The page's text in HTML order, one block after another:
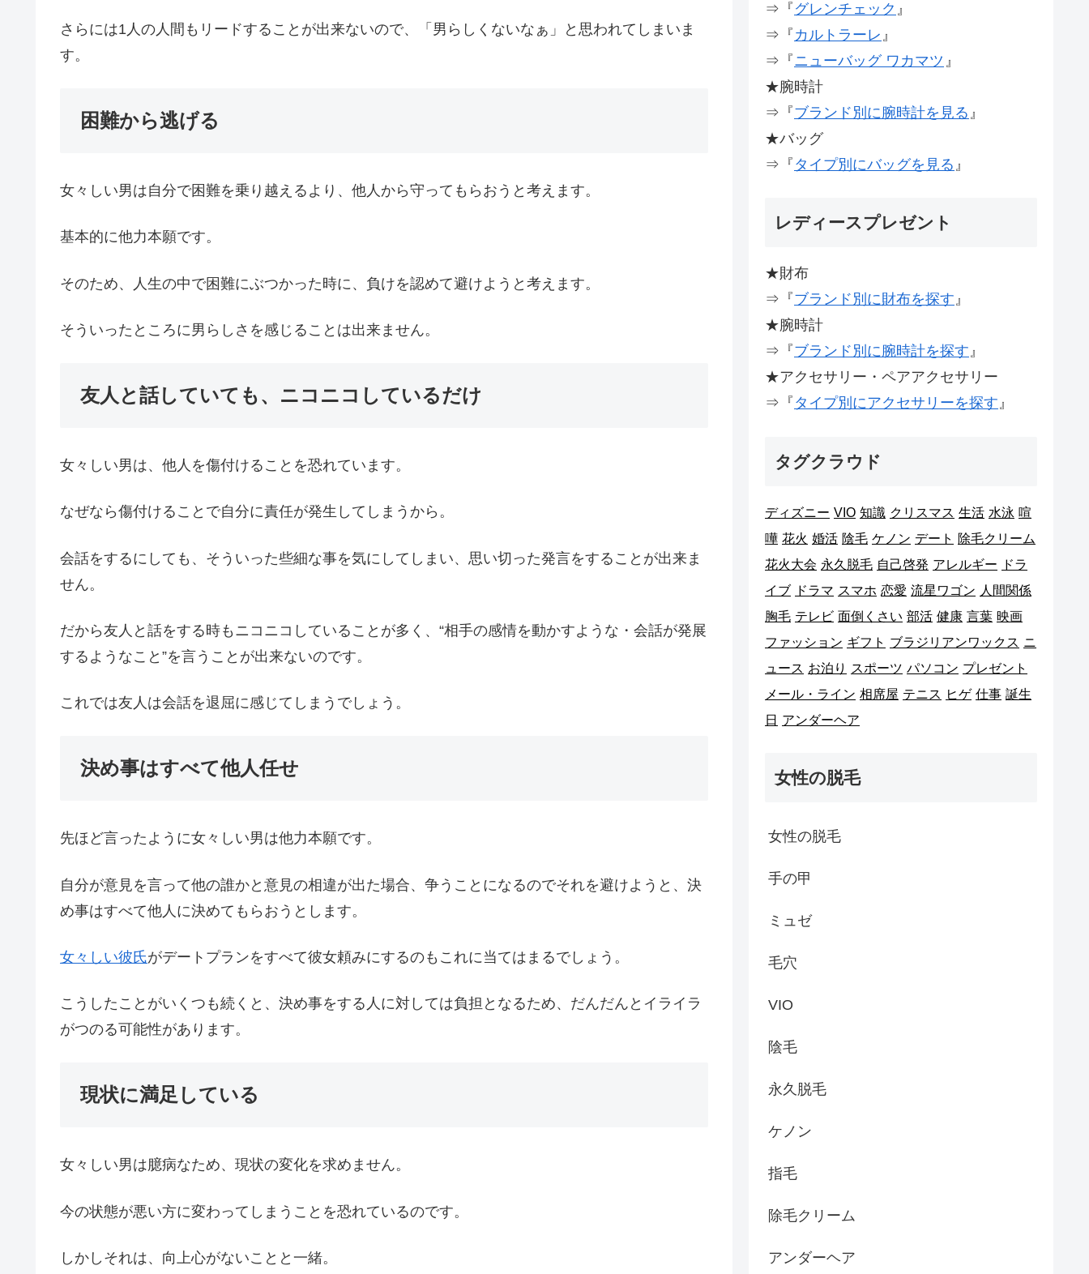
さらには1人の人間もリードすることが出来ないので、「男らしくないなぁ」と思われてしまいま
す。
困難から逃げる
女々しい男は自分で困難を乗り越えるより、他人から守ってもらおうと考えます。
基本的に他力本願です。
そのため、人生の中で困難にぶつかった時に、負けを認めて避けようと考えます。
そういったところに男らしさを感じることは出来ません。
友人と話していても、ニコニコしているだけ
女々しい男は、他人を傷付けることを恐れています。
なぜなら傷付けることで自分に責任が発生してしまうから。
会話をするにしても、そういった些細な事を気にしてしまい、思い切った発言をすることが出来ま
せん。
だから友人と話をする時もニコニコしていることが多く、“相手の感情を動かすような・会話が発展
するようなこと”を言うことが出来ないのです。
これでは友人は会話を退屈に感じてしまうでしょう。
決め事はすべて他人任せ
先ほど言ったように女々しい男は他力本願です。
自分が意見を言って他の誰かと意見の相違が出た場合、争うことになるのでそれを避けようと、決
め事はすべて他人に決めてもらおうとします。
女々しい彼氏がデートプランをすべて彼女頼みにするのもこれに当てはまるでしょう。
こうしたことがいくつも続くと、決め事をする人に対しては負担となるため、だんだんとイライラ
がつのる可能性があります。
現状に満足している
女々しい男は臆病なため、現状の変化を求めません。
今の状態が悪い方に変わってしまうことを恐れているのです。
しかしそれは、向上心がないことと一緒。
⇒『 グレンチェック 』
⇒『 カルトラーレ 』
⇒『ニューバッグ ワカマツ 』
★腕時計
⇒『ブランド別に腕時計を見る 』
★バッグ
⇒『 タイプ別にバッグを見る 』
レディースプレゼント
★財布
⇒『ブランド別に財布を探す』
★腕時計
⇒『ブランド別に腕時計を探す』
★アクセサリー・ペアアクセサリー
⇒『 タイプ別にアクセサリーを探す』
タグクラウド
ディズニー VIO 知識 クリスマス 生活 水泳 喧
嘩 花火 婚活 陰毛 ケノン デート
除毛クリーム
花火大会 永久脱毛 自己啓発 アレルギー
ドラ
イブ ドラマ スマホ 恋愛 流星ワゴン 人間関係
胸毛 テレビ 面倒くさい 部活 健康 言葉 映画
ファッション ギフト ブラジリアンワックス ニ
ュース お泊り スポーツ パソコン プレゼント
メール・ライン 相席屋 テニス ヒゲ 仕事 誕生
日 アンダーヘア
女性の脱毛
女性の脱毛
手の甲
ミュゼ
毛穴
VIO
陰毛
永久脱毛
ケノン
指毛
除毛クリーム
アンダーヘア